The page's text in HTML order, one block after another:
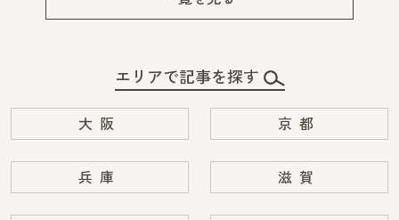
エリアで記事を探す
大阪 京都
兵庫 滋賀